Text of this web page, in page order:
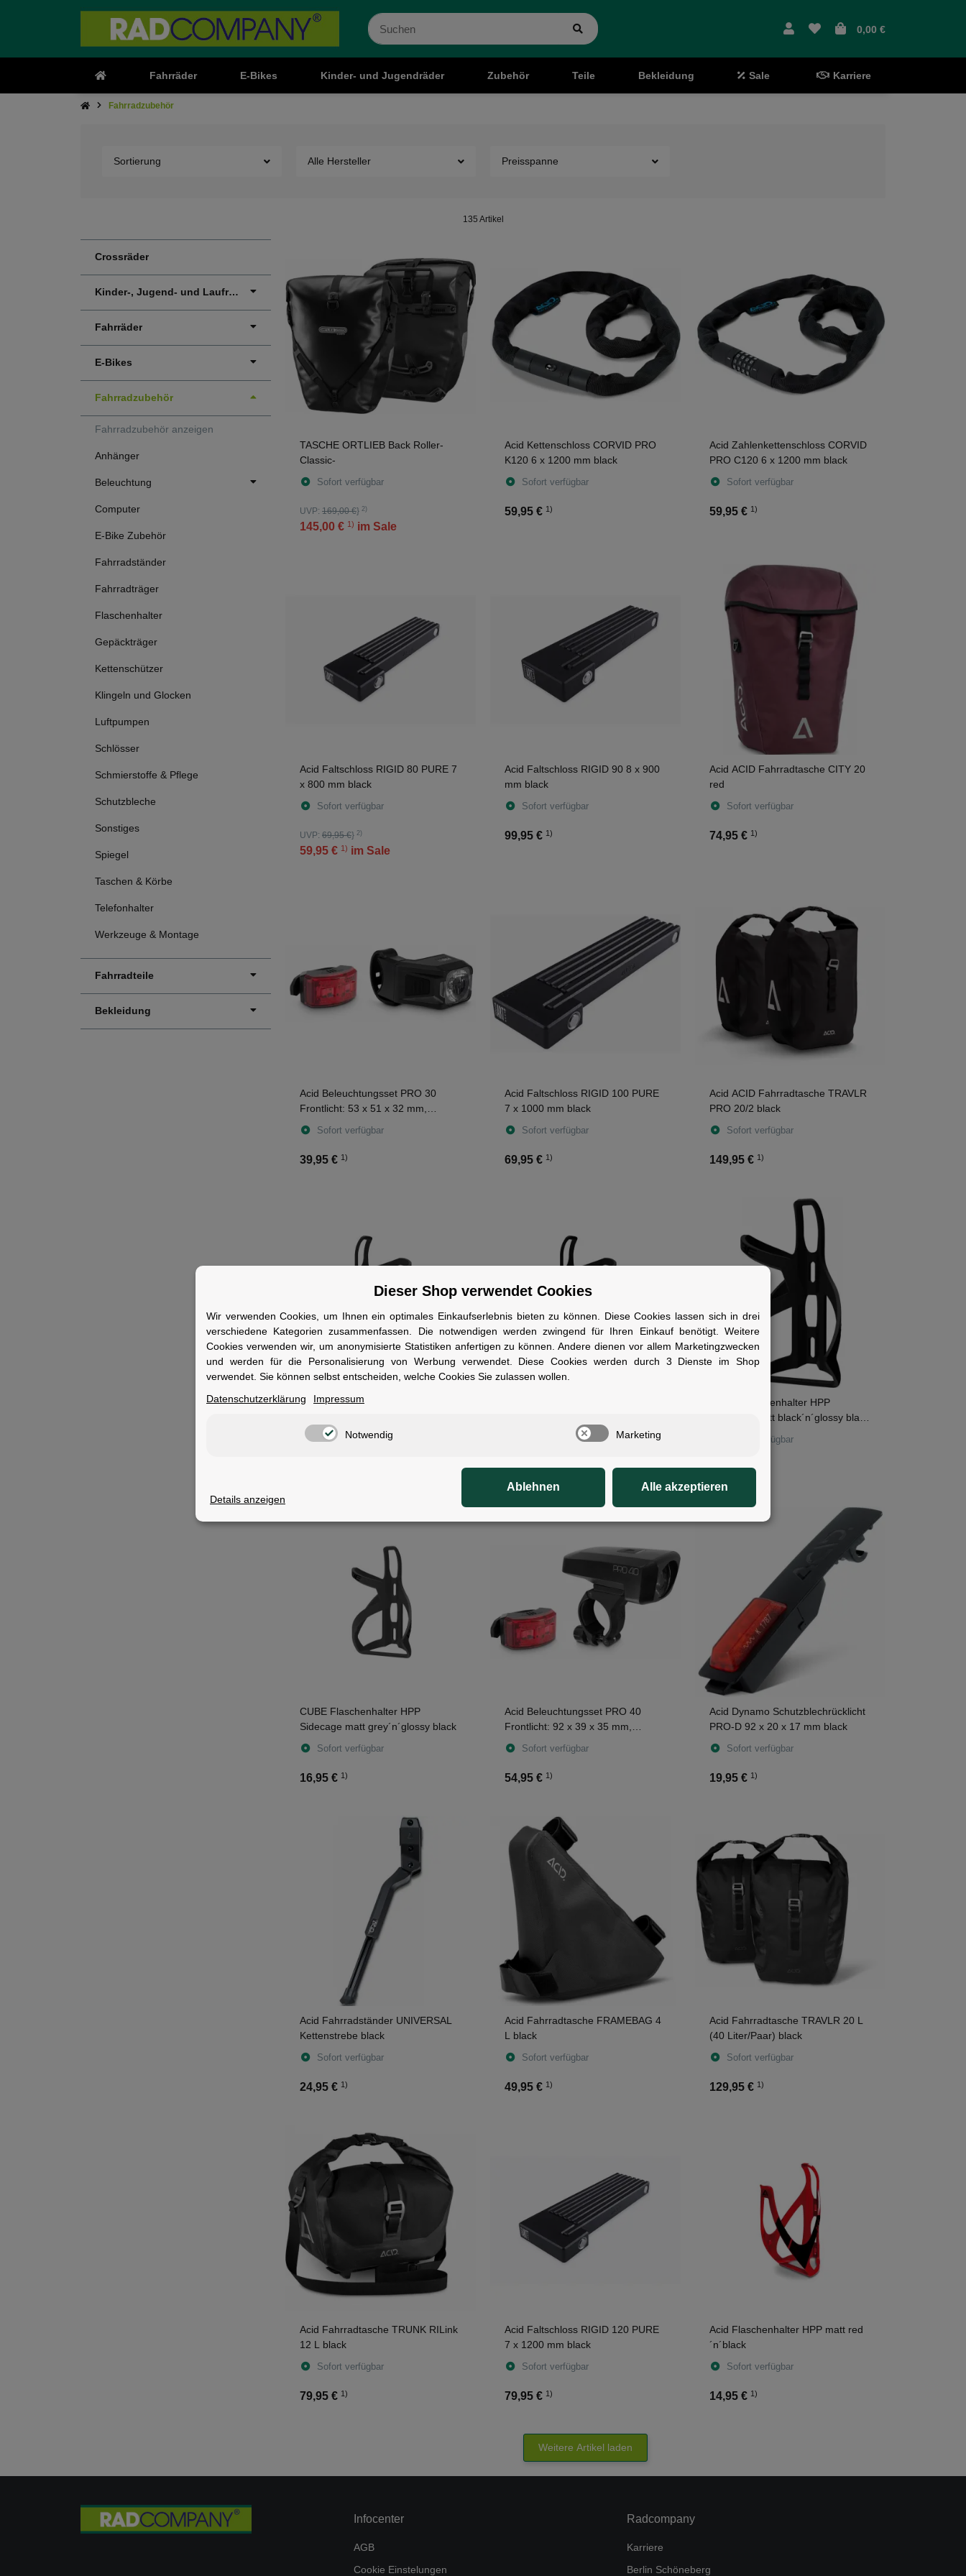
0,00 €
Fahrräder E-Bikes Kinder- und Jugendräder Zubehör Teile Bekleidung Sale Karriere
Fahrradzubehör
Sortierung Alle Hersteller Preisspanne
135 Artikel
Crossräder
Kinder-, Jugend- und Laufräder
Fahrräder
E-Bikes
Fahrradzubehör
Fahrradzubehör anzeigen
Anhänger
Beleuchtung
Computer
E-Bike Zubehör
Fahrradständer
Fahrradträger
Flaschenhalter
Gepäckträger
Kettenschützer
Klingeln und Glocken
Luftpumpen
Schlösser
Schmierstoffe & Pflege
Schutzbleche
Sonstiges
Spiegel
Taschen & Körbe
Telefonhalter
Werkzeuge & Montage
Fahrradteile
Bekleidung
TASCHE ORTLIEB Back Roller-
Classic-
Sofort verfügbar
UVP: 169,00 €} 2)
145,00 € 1) im Sale
Acid Kettenschloss CORVID PRO
K120 6 x 1200 mm black
Sofort verfügbar
59,95 € 1)
Acid Zahlenkettenschloss CORVID
PRO C120 6 x 1200 mm black
Sofort verfügbar
59,95 € 1)
Acid Faltschloss RIGID 80 PURE 7
x 800 mm black
Sofort verfügbar
UVP: 69,95 €} 2)
59,95 € 1) im Sale
Acid Faltschloss RIGID 90 8 x 900
mm black
Sofort verfügbar
99,95 € 1)
Acid ACID Fahrradtasche CITY 20
red
Sofort verfügbar
74,95 € 1)
Acid Beleuchtungsset PRO 30
Frontlicht: 53 x 51 x 32 mm,
Rücklicht: 26 x 44 x 24 mm black
Sofort verfügbar
39,95 € 1)
Acid Faltschloss RIGID 100 PURE
7 x 1000 mm black
Sofort verfügbar
69,95 € 1)
Acid ACID Fahrradtasche TRAVLR
PRO 20/2 black
Sofort verfügbar
149,95 € 1)
CUBE Flaschenhalter HPP Left-
black
Sofort verfügbar Sofort verfügbar
16,95 € 1)
CUBE Flaschenhalter HPP
Sidecage matt black´n´glossy black
Sofort verfügbar
16,95 € 1)
CUBE Flaschenhalter HPP
Sidecage matt grey´n´glossy black
Sofort verfügbar
16,95 € 1)
Acid Beleuchtungsset PRO 40
Frontlicht: 92 x 39 x 35 mm,
Rücklicht: 26 x 44 x 24 mm black
Sofort verfügbar
54,95 € 1)
Acid Dynamo Schutzblechrücklicht
PRO-D 92 x 20 x 17 mm black
Sofort verfügbar
19,95 € 1)
Acid Fahrradständer UNIVERSAL
Kettenstrebe black
Sofort verfügbar
24,95 € 1)
Acid Fahrradtasche FRAMEBAG 4
L black
Sofort verfügbar
49,95 € 1)
Acid Fahrradtasche TRAVLR 20 L
(40 Liter/Paar) black
Sofort verfügbar
129,95 € 1)
Acid Fahrradtasche TRUNK RILink
12 L black
Sofort verfügbar
79,95 € 1)
Acid Faltschloss RIGID 120 PURE
7 x 1200 mm black
Sofort verfügbar
79,95 € 1)
Acid Flaschenhalter HPP matt red
´n´black
Sofort verfügbar
14,95 € 1)
Weitere Artikel laden
Infocenter
AGB
Cookie Einstelungen
Radcompany
Karriere
Berlin Schöneberg
Dieser Shop verwendet Cookies
Wir verwenden Cookies, um Ihnen ein optimales Einkaufserlebnis bieten zu können. Diese Cookies lassen sich in drei
verschiedene Kategorien zusammenfassen. Die notwendigen werden zwingend für Ihren Einkauf benötigt. Weitere
Cookies verwenden wir, um anonymisierte Statistiken anfertigen zu können. Andere dienen vor allem Marketingzwecken
und werden für die Personalisierung von Werbung verwendet. Diese Cookies werden durch 3 Dienste im Shop
verwendet. Sie können selbst entscheiden, welche Cookies Sie zulassen wollen.
Datenschutzerklärung
Impressum
Notwendig Marketing
Details anzeigen
Ablehnen Alle akzeptieren